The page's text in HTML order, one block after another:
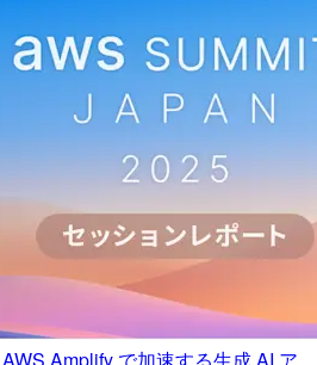
Amplify で加速する生成 AI ア